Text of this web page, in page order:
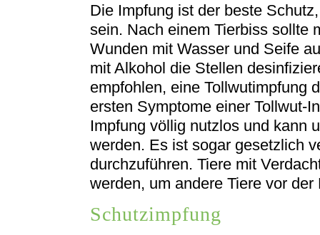
Die Impfung ist der beste
sein. Nach einem Tierbiss sollte
Wunden mit Wasser und Seife
mit Alkohol die Stellen
empfohlen, eine Tollwutimpfung
ersten Symptome einer Tollwut-
Impfung völlig nutzlos und kann
werden. Es ist sogar gesetzlich
durchzuführen. Tiere mit
werden, um andere Tiere vor
Schutzimpfung